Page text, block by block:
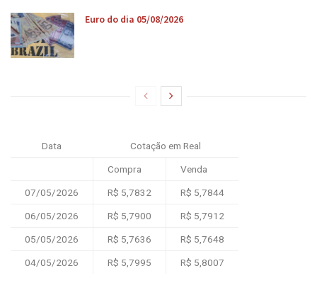
Euro do dia 05/08/2026
Data Cotação em Real
Compra Venda
07/05/2026 R$ 5,7832 R$ 5,7844
06/05/2026 R$ 5,7900 R$ 5,7912
05/05/2026 R$ 5,7636 R$ 5,7648
04/05/2026 R$ 5,7995 R$ 5,8007